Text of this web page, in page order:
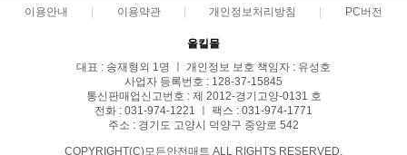
이용안내 이용약관 개인정보처리방침 PC버전
올킬몰
대표 : 송재형외 1명 ㅣ 개인정보 보호 책임자 : 유성호
사업자 등록번호 : 128-37-15845
통신판매업신고번호 : 제 2012-경기고양-0131 호
전화 : 031-974-1221 ㅣ 팩스 : 031-974-1771
주소 : 경기도 고양시 덕양구 중앙로 542
COPYRIGHT(C)모든안전매트 ALL RIGHTS RESERVED.